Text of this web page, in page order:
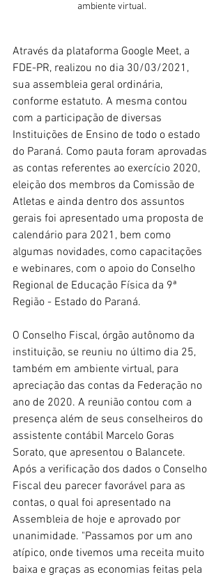
ambiente virtual.
Através da plataforma Google Meet, a
FDE-PR, realizou no dia 30/03/2021,
sua assembleia geral ordinária,
conforme estatuto. A mesma contou
com a participação de diversas
Instituições de Ensino de todo o estado
do Paraná. Como pauta foram aprovadas
as contas referentes ao exercício 2020,
eleição dos membros da Comissão de
Atletas e ainda dentro dos assuntos
gerais foi apresentado uma proposta de
calendário para 2021, bem como
algumas novidades, como capacitações
e webinares, com o apoio do Conselho
Regional de Educação Física da 9ª
Região - Estado do Paraná.
O Conselho Fiscal, órgão autônomo da
instituição, se reuniu no último dia 25,
também em ambiente virtual, para
apreciação das contas da Federação no
ano de 2020. A reunião contou com a
presença além de seus conselheiros do
assistente contábil Marcelo Goras
Sorato, que apresentou o Balancete.
Após a verificação dos dados o Conselho
Fiscal deu parecer favorável para as
contas, o qual foi apresentado na
Assembleia de hoje e aprovado por
unanimidade. "Passamos por um ano
atípico, onde tivemos uma receita muito
baixa e graças as economias feitas pela